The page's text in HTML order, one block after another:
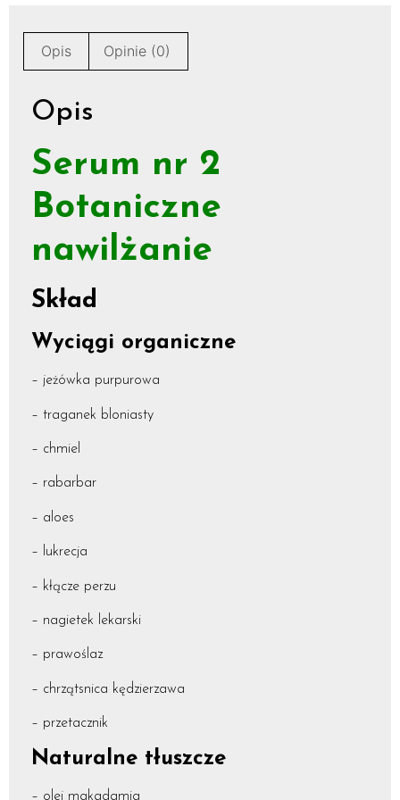
Opis Opinie (0)
Opis
Serum nr 2
Botaniczne
nawilżanie
Skład
Wyciągi organiczne
– jeżówka purpurowa
– traganek bloniasty
– chmiel
– rabarbar
– aloes
– lukrecja
– kłącze perzu
– nagietek lekarski
– prawoślaz
– chrzątsnica kędzierzawa
– przetacznik
Naturalne tłuszcze
– olej makadamia